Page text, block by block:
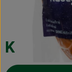
Drogerie &
Lieferservice
Über uns